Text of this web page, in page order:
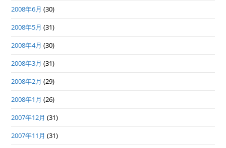
2008年6月 (30)
2008年5月 (31)
2008年4月 (30)
2008年3月 (31)
2008年2月 (29)
2008年1月 (26)
2007年12月 (31)
2007年11月 (31)